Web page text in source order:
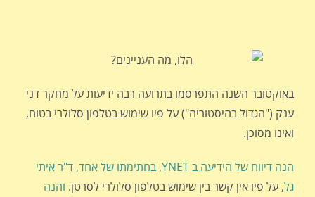
באוקטובר השנה התפרסמו בתרועה רבה ידיעות על מחקר דני
ענק ("הגדול בהיסטוריה") על פיו שימוש בטלפון סלולרי בטוח,
ואינו מסוכן.
הנה דיווח של הידיעה ב YNET, בחתימתו של אחד, ד"ר איתי
גל, על פיו אין קשר בין שימוש בטלפון סלולרי לסרטן. והנה